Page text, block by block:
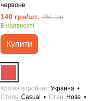
червоне
140 грн/шт. 250 грн
В наявності
Купити
Країна виробник Украина
Стиль Casual Стан
Нове